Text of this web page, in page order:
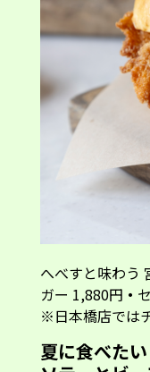
ガー 1,880円・
※日本橋店では
ソテーとビ